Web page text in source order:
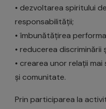
• dezvoltarea spiritului
responsabilității;
• îmbunătățirea
• reducerea discriminării
• crearea unor relații
și comunitate.
Prin participarea la